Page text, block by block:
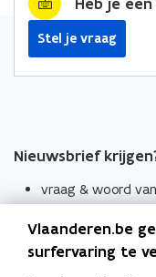
Stel je vraag
Nieuwsbrief
vraag & woord
Schrijf je in
Vlaanderen.be
surfervaring te